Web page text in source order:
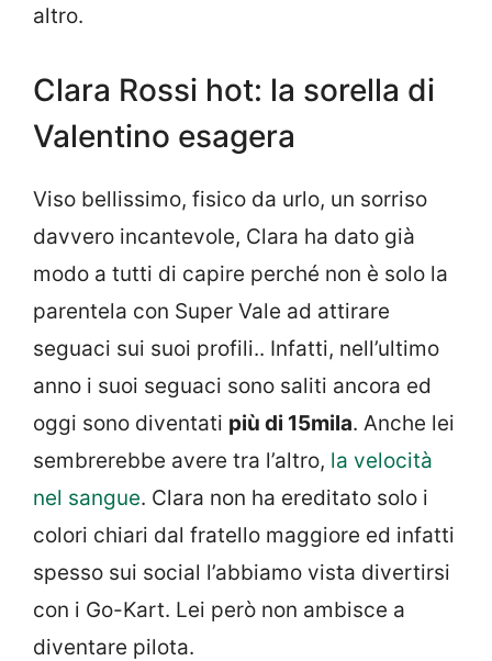
altro.
Clara Rossi hot: la sorella di
Valentino esagera
Viso bellissimo, fisico da urlo, un sorriso
davvero incantevole, Clara ha dato già
modo a tutti di capire perché non è solo la
parentela con Super Vale ad attirare
seguaci sui suoi profili.. Infatti, nell’ultimo
anno i suoi seguaci sono saliti ancora ed
oggi sono diventati più di 15mila. Anche lei
sembrerebbe avere tra l’altro, la velocità
nel sangue. Clara non ha ereditato solo i
colori chiari dal fratello maggiore ed infatti
spesso sui social l’abbiamo vista divertirsi
con i Go-Kart. Lei però non ambisce a
diventare pilota.